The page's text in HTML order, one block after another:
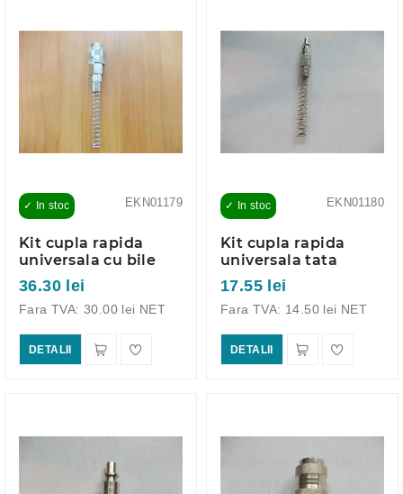
EKN01179
✓ In stoc
Kit cupla rapida
universala cu bile
36.30 lei
Fara TVA: 30.00 lei NET
DETALII
EKN01180
✓ In stoc
Kit cupla rapida
universala tata
17.55 lei
Fara TVA: 14.50 lei NET
DETALII